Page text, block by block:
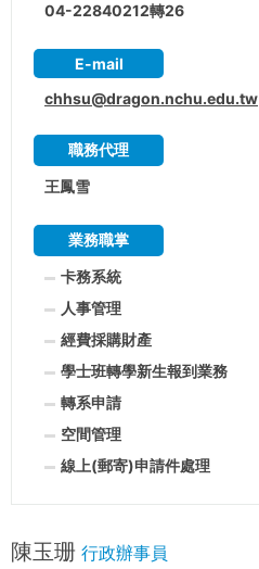
04-22840212轉26
E-mail
chhsu@dragon.nchu.edu.tw
職務代理
王鳳雪
業務職掌
卡務系統
人事管理
經費採購財產
學士班轉學新生報到業務
轉系申請
空間管理
線上(郵寄)申請件處理
陳玉珊 行政辦事員